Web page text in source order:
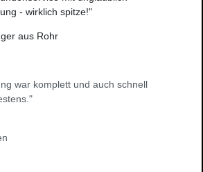
- wirklich spitze!"
aus Rohr
war komplett und auch schnell